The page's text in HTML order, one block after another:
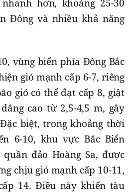
hơn, khoảng 25-30
Đông và nhiều khả năng
vùng biển phía Đông Bắc
gió mạnh cấp 6-7, riêng
gió có thể đạt cấp 8, giật
cao từ 2,5-4,5 m, gây
biệt, trong khoảng thời
6-10, khu vực Bắc Biển
đảo Hoàng Sa, được
chịu gió mạnh cấp 10-11,
14. Điều này khiến tàu